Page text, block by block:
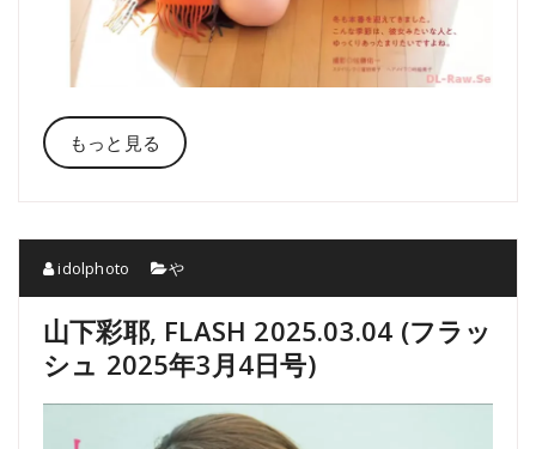
もっと見る
idolphoto や
山下彩耶, FLASH 2025.03.04 (フラッ
シュ 2025年3月4日号)